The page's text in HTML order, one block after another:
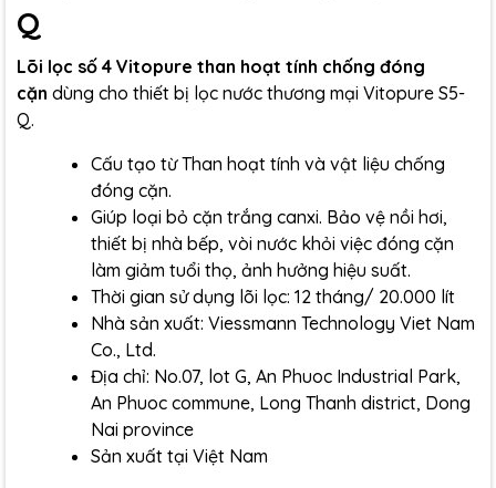
Q
Lõi lọc số 4 Vitopure than hoạt tính chống đóng
cặn dùng cho thiết bị lọc nước thương mại Vitopure S5-
Q.
Cấu tạo từ Than hoạt tính và vật liệu chống
đóng cặn.
Giúp loại bỏ cặn trắng canxi. Bảo vệ nồi hơi,
thiết bị nhà bếp, vòi nước khỏi việc đóng cặn
làm giảm tuổi thọ, ảnh hưởng hiệu suất.
Thời gian sử dụng lõi lọc: 12 tháng/ 20.000 lít
Nhà sản xuất: Viessmann Technology Viet Nam
Co., Ltd.
Địa chỉ: No.07, lot G, An Phuoc Industrial Park,
An Phuoc commune, Long Thanh district, Dong
Nai province
Sản xuất tại Việt Nam